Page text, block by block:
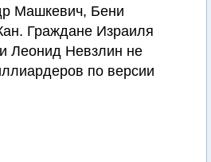
Машкевич, Бени
Граждане Израиля
Леонид Невзлин не
по версии